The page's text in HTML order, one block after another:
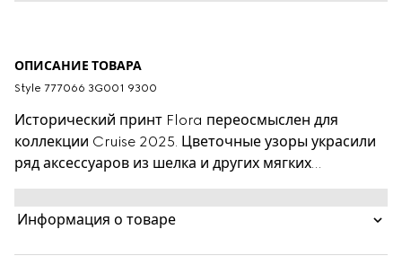
ОПИСАНИЕ ТОВАРА
Style ‎777066 3G001 9300
Исторический принт Flora переосмыслен для
коллекции Cruise 2025. Цветочные узоры украсили
ряд аксессуаров из шелка и других мягких
аксессуаров в пастельных оттенках, привнося в
дизайн романтичное настроение. Этот платок каре
выполнен из шелка и дополнен сплошным принтом
Информация о товаре